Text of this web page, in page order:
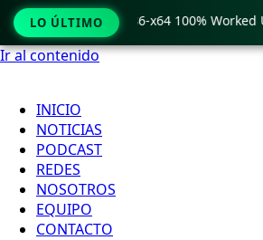
Ir al contenido
INICIO
NOTICIAS
PODCAST
REDES
NOSOTROS
EQUIPO
CONTACTO
LO ÚLTIMO
11 x86-x64 100% Worked Unlimited